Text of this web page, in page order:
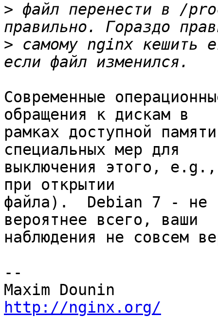
> файл перенести в /
> самому nginx кешить
Современные
обращения к дискам в
рамках доступной
специальных мер для
выключения этого, e.g.,
при открытии
файла).  Debian 7 - не
вероятнее всего, ваши
наблюдения не совсем
--
http://nginx.org/